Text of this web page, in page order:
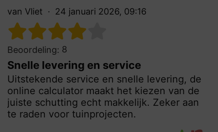
van Vliet 24 januari 2026, 09:16
Beoordeling: 8
Snelle levering en service
Uitstekende service en snelle levering, de
online calculator maakt het kiezen van de
juiste schutting echt makkelijk. Zeker aan
te raden voor tuinprojecten.